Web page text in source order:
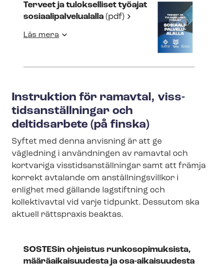
Terveet ja tulokselliset työajat
so­si­aali­pal­velu­a­lal­la (pdf)
Läs mera
Instruktion för ramavtal, viss­
tids­an­ställ­ning­ar och
deltidsarbete (på finska)
Syftet med denna anvisning är att ge
vägledning i användningen av ramavtal och
kortvariga viss­tids­an­ställ­ning­ar samt att främja
korrekt avtalande om an­ställ­nings­vill­kor i
enlighet med gällande lagstiftning och
kollektivavtal vid varje tidpunkt. Dessutom ska
aktuell rättspraxis beaktas.
SOSTESin ohjeistus runkosopimuksista,
määrä­ai­ka­i­su­u­des­ta ja osa-aikaisuudesta